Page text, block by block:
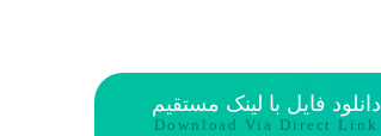
دانلود فایل با لینک مستقیم
Download Via Direct Link